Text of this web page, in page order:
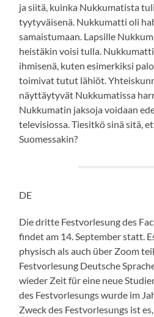
ja siitä, kuinka Nukkumatista
tyytyväisenä. Nukkumatti oli
samaistumaan. Lapsille
heistäkin voisi tulla.
ihmisenä, kuten esimerkiksi
toimivat tutut lähiöt.
näyttäytyvät Nukkumatissa
Nukkumatin jaksoja voidaan
televisiossa. Tiesitkö sinä sitä,
Suomessakin?
DE
Die dritte Festvorlesung des
findet am 14. September statt.
physisch als auch über Zoom
Festvorlesung Deutsche
wieder Zeit für eine neue
des Festvorlesungs wurde im
Zweck des Festvorlesungs ist